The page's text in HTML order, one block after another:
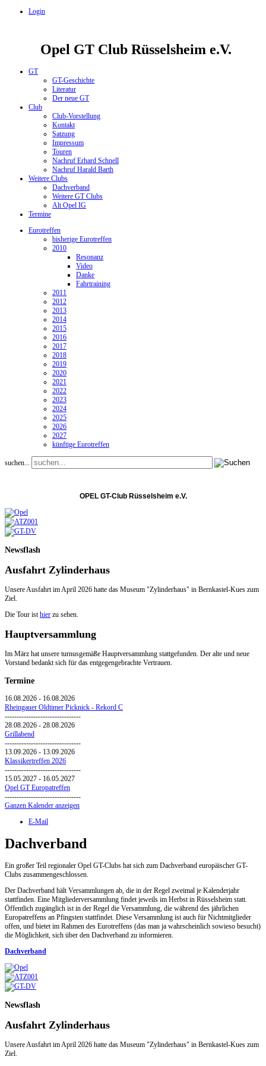
Login
Opel GT Club Rüsselsheim e.V.
GT
GT-Geschichte
Literatur
Der neue GT
Club
Club-Vorstellung
Kontakt
Satzung
Impressum
Touren
Nachruf Erhard Schnell
Nachruf Harald Barth
Weitere Clubs
Dachverband
Weitere GT Clubs
Alt Opel IG
Termine
Eurotreffen
bisherige Eurotreffen
2010
Resonanz
Video
Danke
Fahrtraining
2011
2012
2013
2014
2015
2016
2017
2018
2019
2020
2021
2022
2023
2024
2025
2026
2027
künftige Eurotreffen
suchen...
OPEL GT-Club Rüsselsheim e.V.
Newsflash
Ausfahrt Zylinderhaus
Unsere Ausfahrt im April 2026 hatte das Museum "Zylinderhaus" in Bernkastel-Kues zum
Ziel.
Die Tour isthier zu sehen.
Hauptversammlung
Im März hat unsere turnusgemäße Hauptversammlung stattgefunden. Der alte und neue
Vorstand bedankt sich für das entgegengebrachte Vertrauen.
Termine
16.08.2026 - 16.08.2026
Rheingauer Oldtimer Picknick - Rekord C
--------------------------------
28.08.2026 - 28.08.2026
Grillabend
--------------------------------
13.09.2026 - 13.09.2026
Klassikertreffen 2026
--------------------------------
15.05.2027 - 16.05.2027
Opel GT Europatreffen
--------------------------------
Ganzen Kalender anzeigen
E-Mail
Dachverband
Ein großer Teil regionaler Opel GT-Clubs hat sich zum Dachverband europäischer GT-
Clubs zusammengeschlossen.
Der Dachverband hält Versammlungen ab, die in der Regel zweimal je Kalenderjahr
stattfinden. Eine Mitgliederversammlung findet jeweils im Herbst in Rüsselsheim statt.
Öffentlich zugänglich ist in der Regel die Versammlung, die während des jährlichen
Europatreffens an Pfingsten stattfindet. Diese Versammlung ist auch für Nichtmitglieder
offen, und bietet im Rahmen des Eurotreffens (das man ja wahrscheinlich sowieso besucht)
die Möglichkeit, sich über den Dachverband zu informieren.
Dachverband
Newsflash
Ausfahrt Zylinderhaus
Unsere Ausfahrt im April 2026 hatte das Museum "Zylinderhaus" in Bernkastel-Kues zum
Ziel.